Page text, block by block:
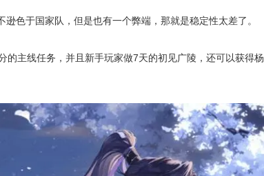
于国家队，但是也有一个弊端，那就是稳定性太差了。
主线任务，并且新手玩家做7天的初见广陵，还可以获得杨